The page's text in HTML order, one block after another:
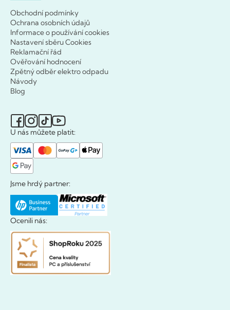
Obchodní podmínky
Ochrana osobních údajů
Informace o používání cookies
Nastavení sběru Cookies
Reklamační řád
Ověřování hodnocení
Zpětný odběr elektro odpadu
Návody
Blog
U nás můžete platit:
Jsme hrdý partner:
Ocenili nás: